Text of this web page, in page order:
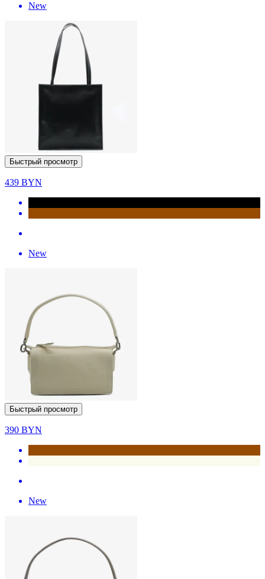
New
Быстрый просмотр
439 BYN
New
Быстрый просмотр
390 BYN
New